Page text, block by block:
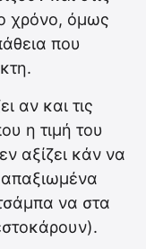
χρόνο, όμως
που
αν και τις
η τιμή του
αξίζει κάν να
απαξιωμένα
να στα